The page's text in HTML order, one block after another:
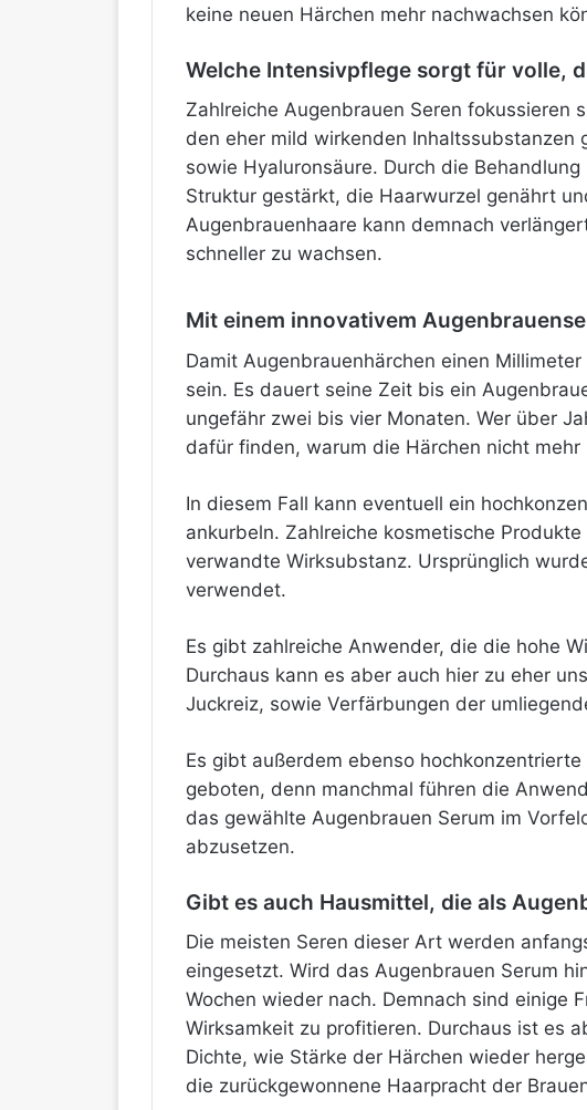
keine neuen Härchen mehr nachwachsen
Welche Intensivpflege sorgt für volle,
Zahlreiche Augenbrauen Seren fokussieren
den eher mild wirkenden Inhaltssubstanzen
sowie Hyaluronsäure. Durch die
Struktur gestärkt, die Haarwurzel genährt
Augenbrauenhaare kann demnach
schneller zu wachsen.
Mit einem innovativem
Damit Augenbrauenhärchen einen
sein. Es dauert seine Zeit bis ein
ungefähr zwei bis vier Monaten. Wer über
dafür finden, warum die Härchen nicht
In diesem Fall kann eventuell ein
ankurbeln. Zahlreiche kosmetische
verwandte Wirksubstanz. Ursprünglich
verwendet.
Es gibt zahlreiche Anwender, die die hohe
Durchaus kann es aber auch hier zu eher
Juckreiz, sowie Verfärbungen der
Es gibt außerdem ebenso
geboten, denn manchmal führen die
das gewählte Augenbrauen Serum im
abzusetzen.
Gibt es auch Hausmittel, die als
Die meisten Seren dieser Art werden
eingesetzt. Wird das Augenbrauen Serum
Wochen wieder nach. Demnach sind einige
Wirksamkeit zu profitieren. Durchaus ist es
Dichte, wie Stärke der Härchen wieder
die zurückgewonnene Haarpracht der